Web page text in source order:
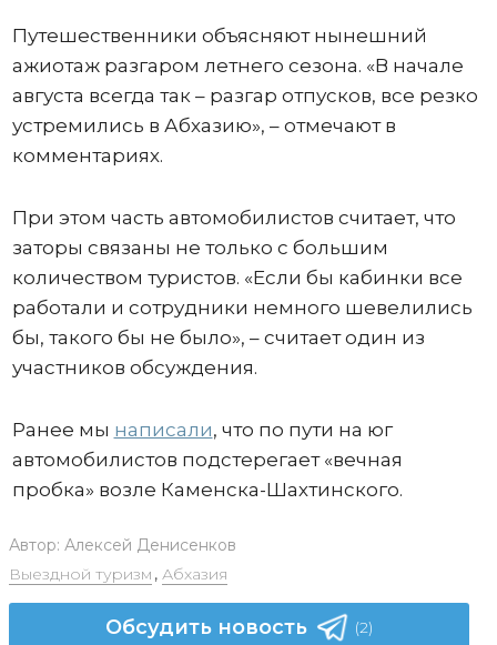
Путешественники объясняют нынешний
ажиотаж разгаром летнего сезона. «В начале
августа всегда так – разгар отпусков, все резко
устремились в Абхазию», – отмечают в
комментариях.
При этом часть автомобилистов считает, что
заторы связаны не только с большим
количеством туристов. «Если бы кабинки все
работали и сотрудники немного шевелились
бы, такого бы не было», – считает один из
участников обсуждения.
Ранее мы написали, что по пути на юг
автомобилистов подстерегает «вечная
пробка» возле Каменска-Шахтинского.
Автор: Алексей Денисенков
Выездной туризм , Абхазия
Обсудить новость (2)